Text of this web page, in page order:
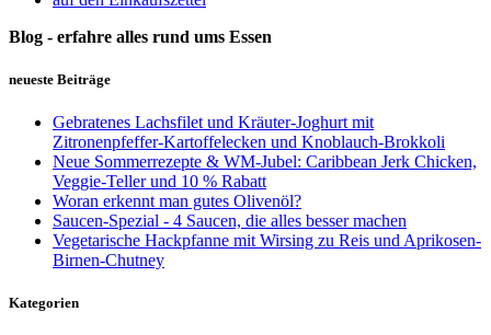
Blog - erfahre alles rund ums Essen
neueste Beiträge
Gebratenes Lachsfilet und Kräuter-Joghurt mit
Zitronenpfeffer-Kartoffelecken und Knoblauch-Brokkoli
Neue Sommerrezepte & WM-Jubel: Caribbean Jerk Chicken,
Veggie-Teller und 10 % Rabatt
Woran erkennt man gutes Olivenöl?
Saucen-Spezial - 4 Saucen, die alles besser machen
Vegetarische Hackpfanne mit Wirsing zu Reis und Aprikosen-
Birnen-Chutney
Kategorien